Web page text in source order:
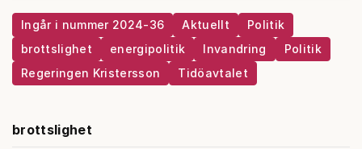
Ingår i nummer 2024-36 Aktuellt
Politik
brottslighet
energipolitik Invandring
Politik
Regeringen Kristersson
Tidöavtalet
brottslighet